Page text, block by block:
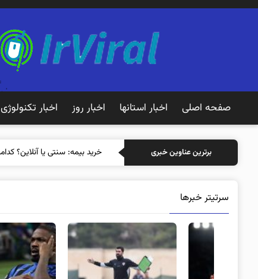
صفحه اصلی اخبار استانها اخبار روز اخبار تکنولوژی
برترین عناوین خبری خرید
سرتیتر خبرها